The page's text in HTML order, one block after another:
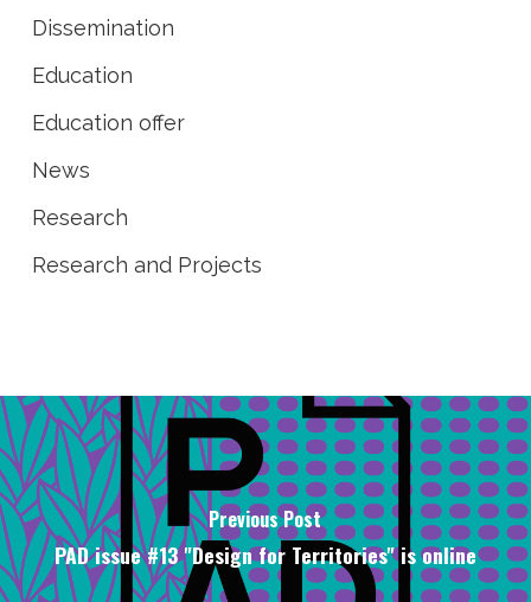
Dissemination
Education
Education offer
News
Research
Research and Projects
Previous Post
PAD issue #13 "Design for Territories" is online